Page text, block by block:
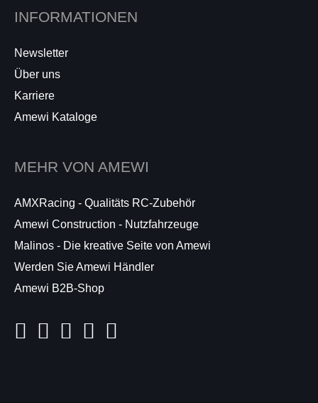
INFORMATIONEN
Newsletter
Über uns
Karriere
Amewi Kataloge
MEHR VON AMEWI
AMXRacing - Qualitäts RC-Zubehör
Amewi Construction - Nutzfahrzeuge
Malinos - Die kreative Seite von Amewi
Werden Sie Amewi Händler
Amewi B2B-Shop